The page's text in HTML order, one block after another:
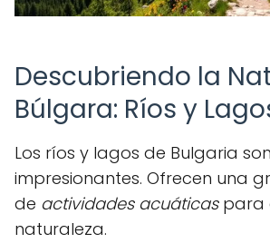
Descubriendo la
Búlgara: Ríos y
Los ríos y lagos de Bulgaria son
impresionantes. Ofrecen una
de actividades acuáticaspara
naturaleza.